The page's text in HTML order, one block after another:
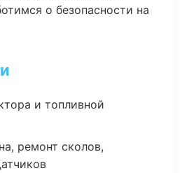
о безопасности на
и топливной
ремонт сколов,